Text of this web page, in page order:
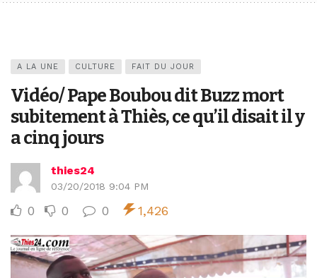
A LA UNE CULTURE FAIT DU JOUR
Vidéo/ Pape Boubou dit Buzz mort
subitement à Thiès, ce qu’il disait il y
a cinq jours
thies24
03/20/2018 9:04 PM
0 0 0 1,426